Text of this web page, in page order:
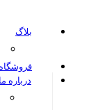
بلاگ
فروشگاه
درباره ما